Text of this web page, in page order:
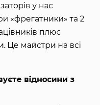
у нас
«фрегатники» та 2
плюс
Це майстри на всі
відносини з